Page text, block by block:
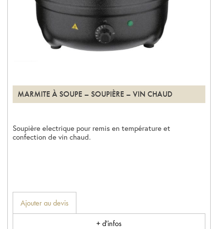
MARMITE À SOUPE – SOUPIÈRE – VIN CHAUD
Soupière electrique pour remis en température et
confection de vin chaud.
Ajouter au devis
+ d'infos